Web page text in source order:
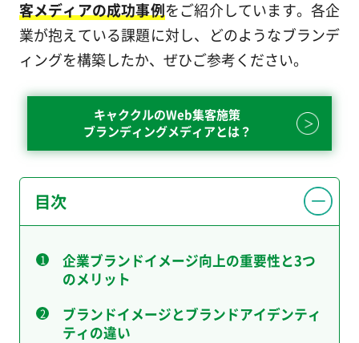
客メディアの成功事例をご紹介しています。各企
業が抱えている課題に対し、どのようなブランデ
ィングを構築したか、ぜひご参考ください。
キャククルのWeb集客施策
ブランディングメディアとは？
目次
企業ブランドイメージ向上の重要性と3つ
のメリット
ブランドイメージとブランドアイデンティ
ティの違い